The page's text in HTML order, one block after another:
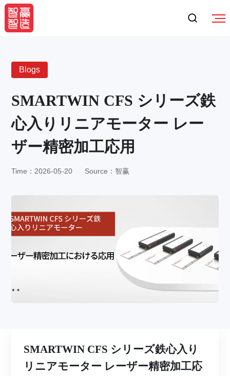
Blogs
SMARTWIN CFS シリーズ鉄
心入りリニアモーター レー
ザー精密加工応用
Time：2026-05-20 Source：智赢
SMARTWIN CFS シリーズ鉄心入り
リニアモーター レーザー精密加工応